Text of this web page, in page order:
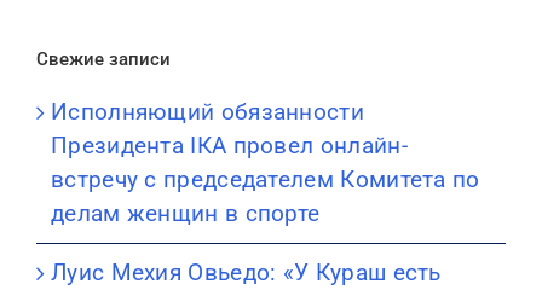
Свежие записи
Исполняющий обязанности
Президента IКА провел онлайн-
встречу с председателем Комитета по
делам женщин в спорте
Луис Мехия Овьедо: «У Кураш есть